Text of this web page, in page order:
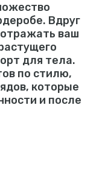
Вдруг
ваш
для тела.
по стилю,
которые
и после